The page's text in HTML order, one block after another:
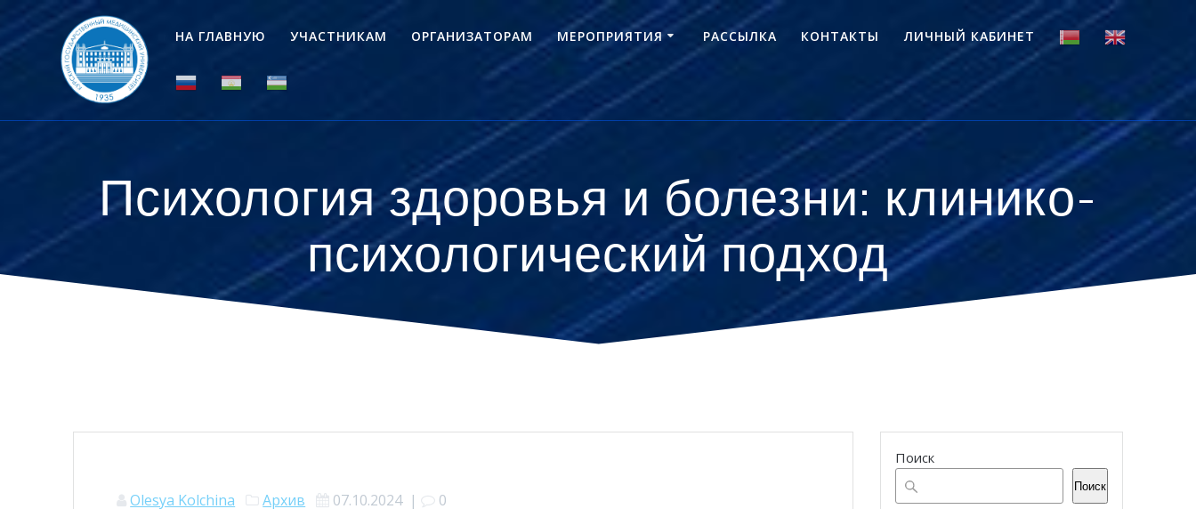
контенту
НА ГЛАВНУЮ УЧАСТНИКАМ ОРГАНИЗАТОРАМ МЕРОПРИЯТИЯ РАССЫЛКА КОНТАКТЫ ЛИЧНЫЙ КАБИНЕТ
Психология здоровья и болезни: клинико-
психологический подход
Olesya Kolchina Архив 07.10.2024| 0
Поиск
Поиск